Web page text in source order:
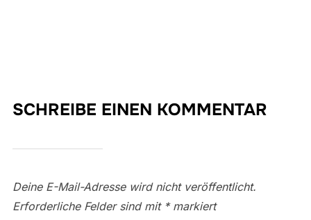
SCHREIBE EINEN KOMMENTAR
Deine E-Mail-Adresse wird nicht veröffentlicht.
Erforderliche Felder sind mit *markiert